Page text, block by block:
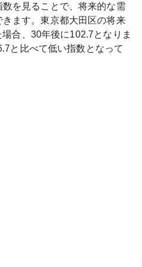
を見ることで、将来的な需
きます。東京都大田区の将来
合、30年後に102.7となりま
と比べて低い指数となって